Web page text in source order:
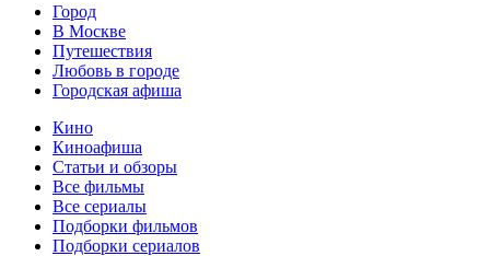
Город
В Москве
Путешествия
Любовь в городе
Городская афиша
Кино
Киноафиша
Статьи и обзоры
Все фильмы
Все сериалы
Подборки фильмов
Подборки сериалов